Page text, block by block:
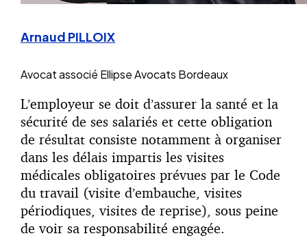
Arnaud PILLOIX
Avocat associé Ellipse Avocats Bordeaux
L’employeur se doit d’assurer la santé et la
sécurité de ses salariés et cette obligation
de résultat consiste notamment à organiser
dans les délais impartis les visites
médicales obligatoires prévues par le Code
du travail (visite d’embauche, visites
périodiques, visites de reprise), sous peine
de voir sa responsabilité engagée.